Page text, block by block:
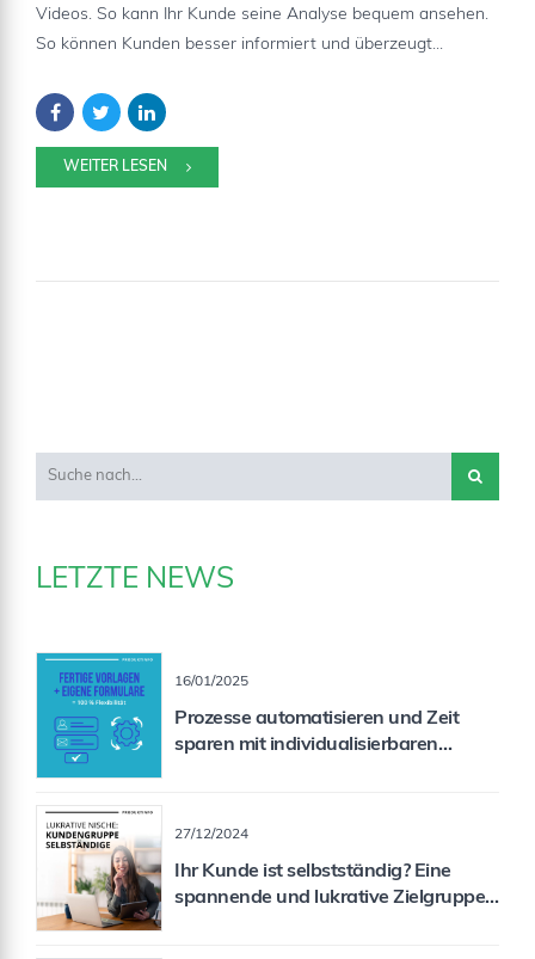
Videos. So kann Ihr Kunde seine Analyse bequem ansehen.
So können Kunden besser informiert und überzeugt...
WEITER LESEN
LETZTE NEWS
16/01/2025
Prozesse automatisieren und Zeit
sparen mit individualisierbaren
27/12/2024
Ihr Kunde ist selbstständig? Eine
spannende und lukrative Zielgruppe